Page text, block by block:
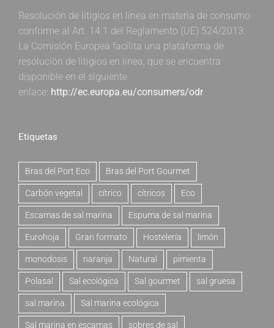
Resolución de litigios en línea en materia de consumo
conforme al Art. 14.1 del Reglamento (UE) 524/2013:
La Comisión Europea facilita una plataforma de
resolución de litigios en línea, que se encuentra
disponible en el siguiente
enlace: http://ec.europa.eu/consumers/odr.
Etiquetas
Bras del Port Eco Bras del Port Gourmet
Carbón vegetal cítrico cítricos Eco
Escamas de sal marina Espuma de sal marina
Eurohoja Gran formato Hostelería limón
monodosis naranja Natural pimienta
Polasal Sal ecológica Sal gourmet sal gruesa
sal marina Sal marina ecológica
Sal marina en escamas sobres de sal